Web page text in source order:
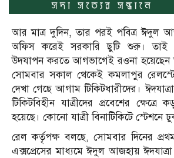
আর মাত্র দুদিন, তার পরই পবিত্র ঈদুল
অফিস করেই সরকারি ছুটি শুরু। তাই
উদযাপন করতে আগভাগেই রওনা
সোমবার সকাল থেকেই কমলাপুর
দেখা গেছে আগাম টিকিটধারীদের।
টিকিটবিহীন যাত্রীদের প্রবেশের
হয়েছে। কোনো যাত্রী বিনাটিকিটে স্টেশনে
রেল কর্তৃপক্ষ বলছে, সোমবার দিনের
এক্সপ্রেসের মাধ্যমে ঈদুল আজহায়